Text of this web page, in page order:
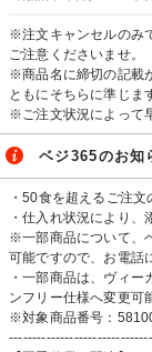
※注文キャンセルのみ
ご注意くださいませ。
※商品名に締切の記載
ともにそちらに準じま
※ご注文状況によって
ベジ365のお知
・50食を超えるご注
・仕入れ状況により、
※一部商品について、
可能ですので、お電話
・一部商品は、ヴィ
ンフリー仕様へ変更可
※対象商品番号：